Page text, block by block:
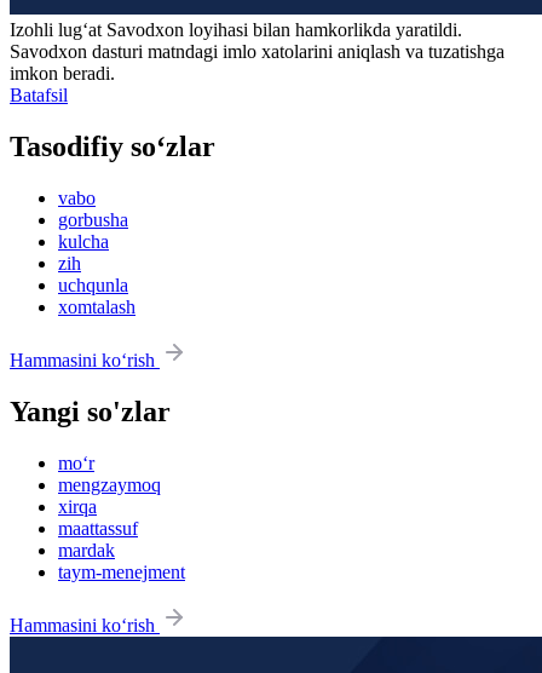
Izohli lugʻat Savodxon loyihasi bilan hamkorlikda yaratildi.
Savodxon dasturi matndagi imlo xatolarini aniqlash va tuzatishga
imkon beradi.
Batafsil
Tasodifiy so‘zlar
vabo
gorbusha
kulcha
zih
uchqunla
xomtalash
Hammasini ko‘rish
Yangi so'zlar
mo‘r
mengzaymoq
xirqa
maattassuf
mardak
taym-menejment
Hammasini ko‘rish